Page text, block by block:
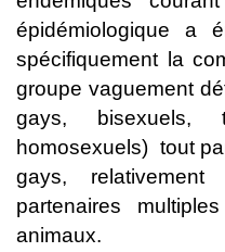
épidémiologique a
spécifiquement la
groupe vaguement
gays, bisexuels,
homosexuels) tout
gays,
partenaires
animaux.